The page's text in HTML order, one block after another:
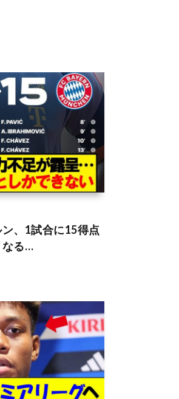
ン、1試合に15得点
なる…